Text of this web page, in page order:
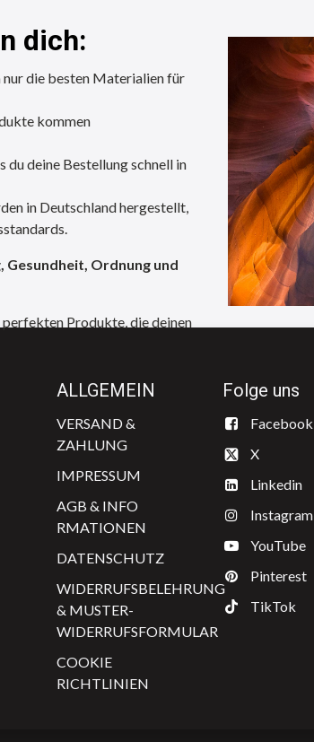
dich:
nur die besten Materialien für
kommen
du deine Bestellung schnell in
in Deutschland hergestellt,
Gesundheit, Ordnung und
Produkte, die deinen
ALLGEMEIN
VERSAND & ​
ZAHLUNG
IMPRESSUM
AGB & INFO​​
RMATIONEN
DATENSCHUTZ
WIDERRUFSBELEHRUNG
& MUSTER-
WIDERRUFSFORMULAR
COOKIE
RICHTLINIEN
Folge uns
​Facebook
X
Linkedin
Instagram
YouTube
Pinterest
TikTok